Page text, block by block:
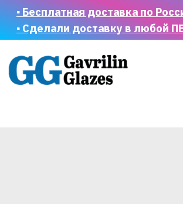
▪ Бесплатная доставка по России от 1000 руб
▪ Сделали доставку в любой ПВЗ Ozon